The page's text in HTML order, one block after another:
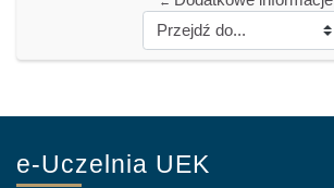
e-Uczelnia UEK